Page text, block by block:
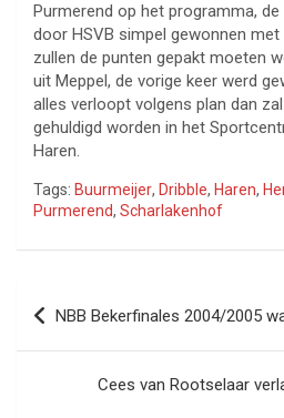
Purmerend op het programma,
door HSVB simpel gewonnen met
zullen de punten gepakt moeten
uit Meppel, de vorige keer werd
alles verloopt volgens plan dan
gehuldigd worden in het
Haren.
Tags: Buurmeijer, Dribble, Haren,
Purmerend, Scharlakenhof
Bericht
navigatie
NBB Bekerfinales 2004/2005
Cees van Rootselaar